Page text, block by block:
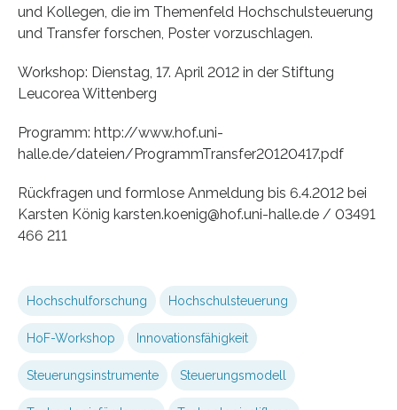
und Kollegen, die im Themenfeld Hochschulsteuerung
und Transfer forschen, Poster vorzuschlagen.
Workshop: Dienstag, 17. April 2012 in der Stiftung
Leucorea Wittenberg
Programm: http://www.hof.uni-
halle.de/dateien/ProgrammTransfer20120417.pdf
Rückfragen und formlose Anmeldung bis 6.4.2012 bei
Karsten König karsten.koenig@hof.uni-halle.de / 03491
466 211
Hochschulforschung Hochschulsteuerung
HoF-Workshop Innovationsfähigkeit
Steuerungsinstrumente Steuerungsmodell